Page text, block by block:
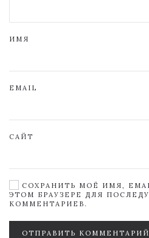
ИМЯ
EMAIL
САЙТ
СОХРАНИТЬ МОЁ ИМЯ,
ЭТОМ БРАУЗЕРЕ ДЛЯ
КОММЕНТАРИЕВ.
ОТПРАВИТЬ КОММЕНТАРИЙ